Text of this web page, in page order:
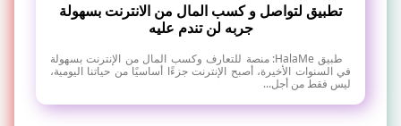
تطبيق لتواصل و كسب المال من الانترنت بسهولة
جربه لن تندم عليه
طبيق HalaMe: منصة للتعارف وكسب المال من الإنترنت بسهولة
في السنوات الأخيرة، أصبح الإنترنت جزءًا أساسيًا من حياتنا اليومية،
ليس فقط من أجل...